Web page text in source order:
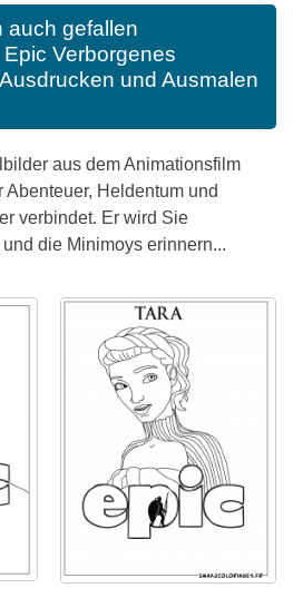
auch gefallen
Verborgenes
und Ausmalen
aus dem Animationsfilm
Abenteuer, Heldentum und
verbindet. Er wird Sie
die Minimoys erinnern...